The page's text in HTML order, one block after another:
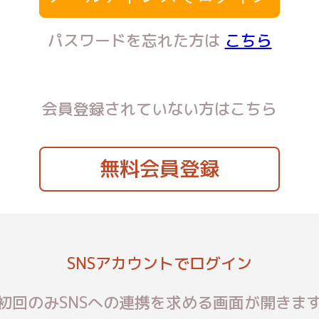
パスワードを忘れた方は こちら
会員登録されていない方はこちら
無料会員登録
SNSアカウントでログイン
回のみSNSへの連携を求める画面が開きま